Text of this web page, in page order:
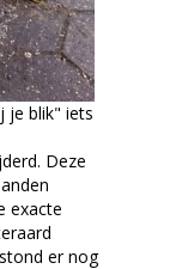
je blik" iets
Deze
exacte
er nog